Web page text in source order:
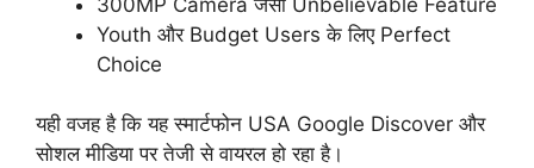
Youth और Budget Users के लिए Perfect
Choice
यही वजह है कि यह स्मार्टफोन USA Google Discover और
सोशल मीडिया पर तेजी से वायरल हो रहा है।